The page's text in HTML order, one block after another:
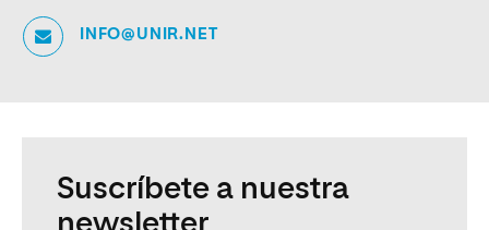
INFO@UNIR.NET
Suscríbete a nuestra